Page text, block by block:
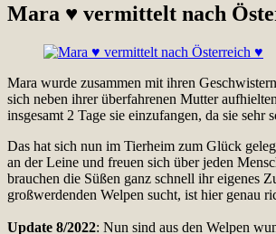
Mara ♥ vermittelt nach
Mara wurde zusammen mit ihren
sich neben ihrer überfahrenen Mutter
insgesamt 2 Tage sie einzufangen, da sie sehr
Das hat sich nun im Tierheim zum Glück
an der Leine und freuen sich über jeden
brauchen die Süßen ganz schnell ihr eigenes
großwerdenden Welpen sucht, ist hier genau
Update 8/2022: Nun sind aus den Welpen